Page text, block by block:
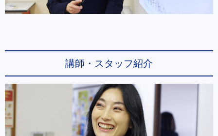
講師・スタッフ紹介